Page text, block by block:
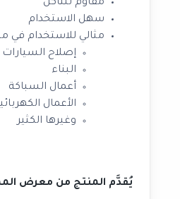
مقاوم للتآكل
سهل الاستخدام
مثالي للاستخدام في
إصلاح السيارات
البناء
أعمال السباكة
الأعمال
وغيرها الكثير
يُقدَّم المنتج من معرض